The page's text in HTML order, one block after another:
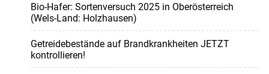
Bio-Hafer: Sortenversuch 2025 in Oberösterreich
(Wels-Land: Holzhausen)
Getreidebestände auf Brandkrankheiten JETZT
kontrollieren!